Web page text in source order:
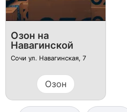
Озон на
Навагинской
Сочи ул. Навагинская, 7
Озон